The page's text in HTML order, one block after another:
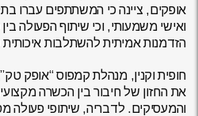
אופקים, ציינה כי המשתתפים עברו
ואישי משמעותי, וכי שיתוף הפעולה
הזדמנות אמיתית להשתלבות
חופית וקנין, מנהלת קמפוס “אופק
את החזון של חיבור בין הכשרה
והמעסיקים. לדבריה, שיתופי פעולה